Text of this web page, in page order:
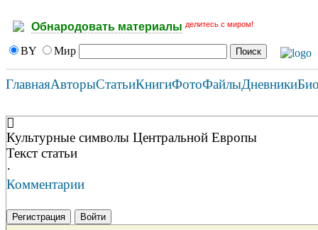
Обнародовать материалы делитесь с миром!
BY Мир
ГлавнаяАвторыСтатьиКнигиФотоФайлыДневники
Культурные символы Центральной Европы
Текст статьи
·
Комментарии
Регистрация Войти